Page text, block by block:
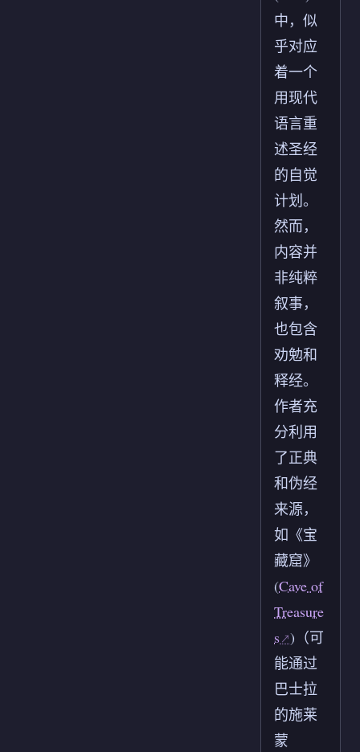
中，似
乎对应
着一个
用现代
语言重
述圣经
的自觉
计划。
然而，
内容并
非纯粹
叙事，
也包含
劝勉和
释经。
作者充
分利用
了正典
和伪经
来源，
如《宝
藏窟》
(Cave of
Treasure
s )（可
能通过
巴士拉
的施莱
蒙